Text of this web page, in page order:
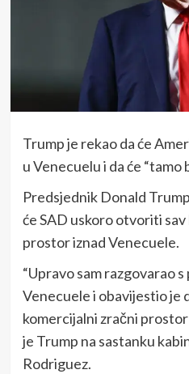
Trump je rekao da će
u Venecuelu i da će “tamo
Predsjednik Donald
će SAD uskoro otvoriti
prostor iznad Venecuele.
“Upravo sam razgovarao
Venecuele i obavijestio je
komercijalni zračni
je Trump na sastanku
Rodriguez.